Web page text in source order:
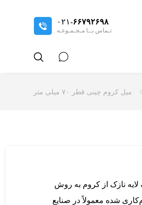
۰۲۱-۶۶۷۹۲۶۹۸
تـماس بــا مـجـمـوعـه
میل کروم چینی قطر ۷۰ میلی متر
یک لایه نازک از کروم به روش
شده معمولاً در صنایع